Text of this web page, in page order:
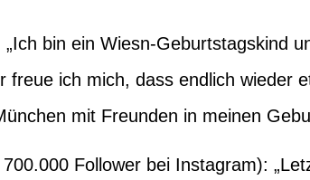
bin ein Wiesn-Geburtstagskind
ich mich, dass endlich wieder
mit Freunden in meinen
Follower bei Instagram):